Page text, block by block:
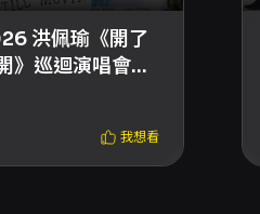
洪佩瑜《開了
》巡迴演唱會
我想看